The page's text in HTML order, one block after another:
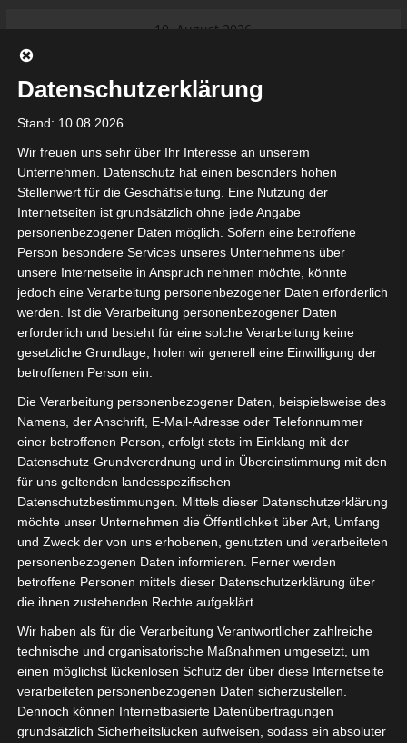
10. August 2026
steuert auf die Ligue 2 zu
2026 (Update)
El Gawafel Sportives de Gafsa
Meisterschaft an
Ligue 1 Pro: Spielplan der ersten 15
Spieltage der Saison 2026/2027
Ligue 2 Pro Tunesien 2026/2027 –
Saison beginnt am am 19./20.
September 2026
Für die Nutzung von Google Adsense (Google Ireland Limited, Gordon
Barrow Street, Dublin, D04 E5W5, Ireland) benötigen wir laut DSGVO Ihre
Zustimmung. Es werden seitens Google Adsense personenbezogene Daten
erhoben, verarbeitet und gespeichert. Welche Daten genau entnehmen Sie
den Datenschutzbedingungen.
Google Adsense ist deaktiviert. ✓ Erlauben Datenschutzbedingungen
tunesienfussball.de
Tunesien Ligafußball
Datenschutzerklärung
Stand: 10.08.2026
Wir freuen uns sehr über Ihr Interesse an unserem
Unternehmen. Datenschutz hat einen besonders hohen
Stellenwert für die Geschäftsleitung. Eine Nutzung der
Internetseiten ist grundsätzlich ohne jede Angabe
personenbezogener Daten möglich. Sofern eine betroffene
Person besondere Services unseres Unternehmens über
unsere Internetseite in Anspruch nehmen möchte, könnte
jedoch eine Verarbeitung personenbezogener Daten erforderlich
werden. Ist die Verarbeitung personenbezogener Daten
erforderlich und besteht für eine solche Verarbeitung keine
gesetzliche Grundlage, holen wir generell eine Einwilligung der
betroffenen Person ein.
Die Verarbeitung personenbezogener Daten, beispielsweise des
Namens, der Anschrift, E-Mail-Adresse oder Telefonnummer
einer betroffenen Person, erfolgt stets im Einklang mit der
Datenschutz-Grundverordnung und in Übereinstimmung mit den
für uns geltenden landesspezifischen
Datenschutzbestimmungen. Mittels dieser Datenschutzerklärung
möchte unser Unternehmen die Öffentlichkeit über Art, Umfang
und Zweck der von uns erhobenen, genutzten und verarbeiteten
personenbezogenen Daten informieren. Ferner werden
betroffene Personen mittels dieser Datenschutzerklärung über
die ihnen zustehenden Rechte aufgeklärt.
Wir haben als für die Verarbeitung Verantwortlicher zahlreiche
technische und organisatorische Maßnahmen umgesetzt, um
einen möglichst lückenlosen Schutz der über diese Internetseite
verarbeiteten personenbezogenen Daten sicherzustellen.
Dennoch können Internetbasierte Datenübertragungen
grundsätzlich Sicherheitslücken aufweisen, sodass ein absoluter